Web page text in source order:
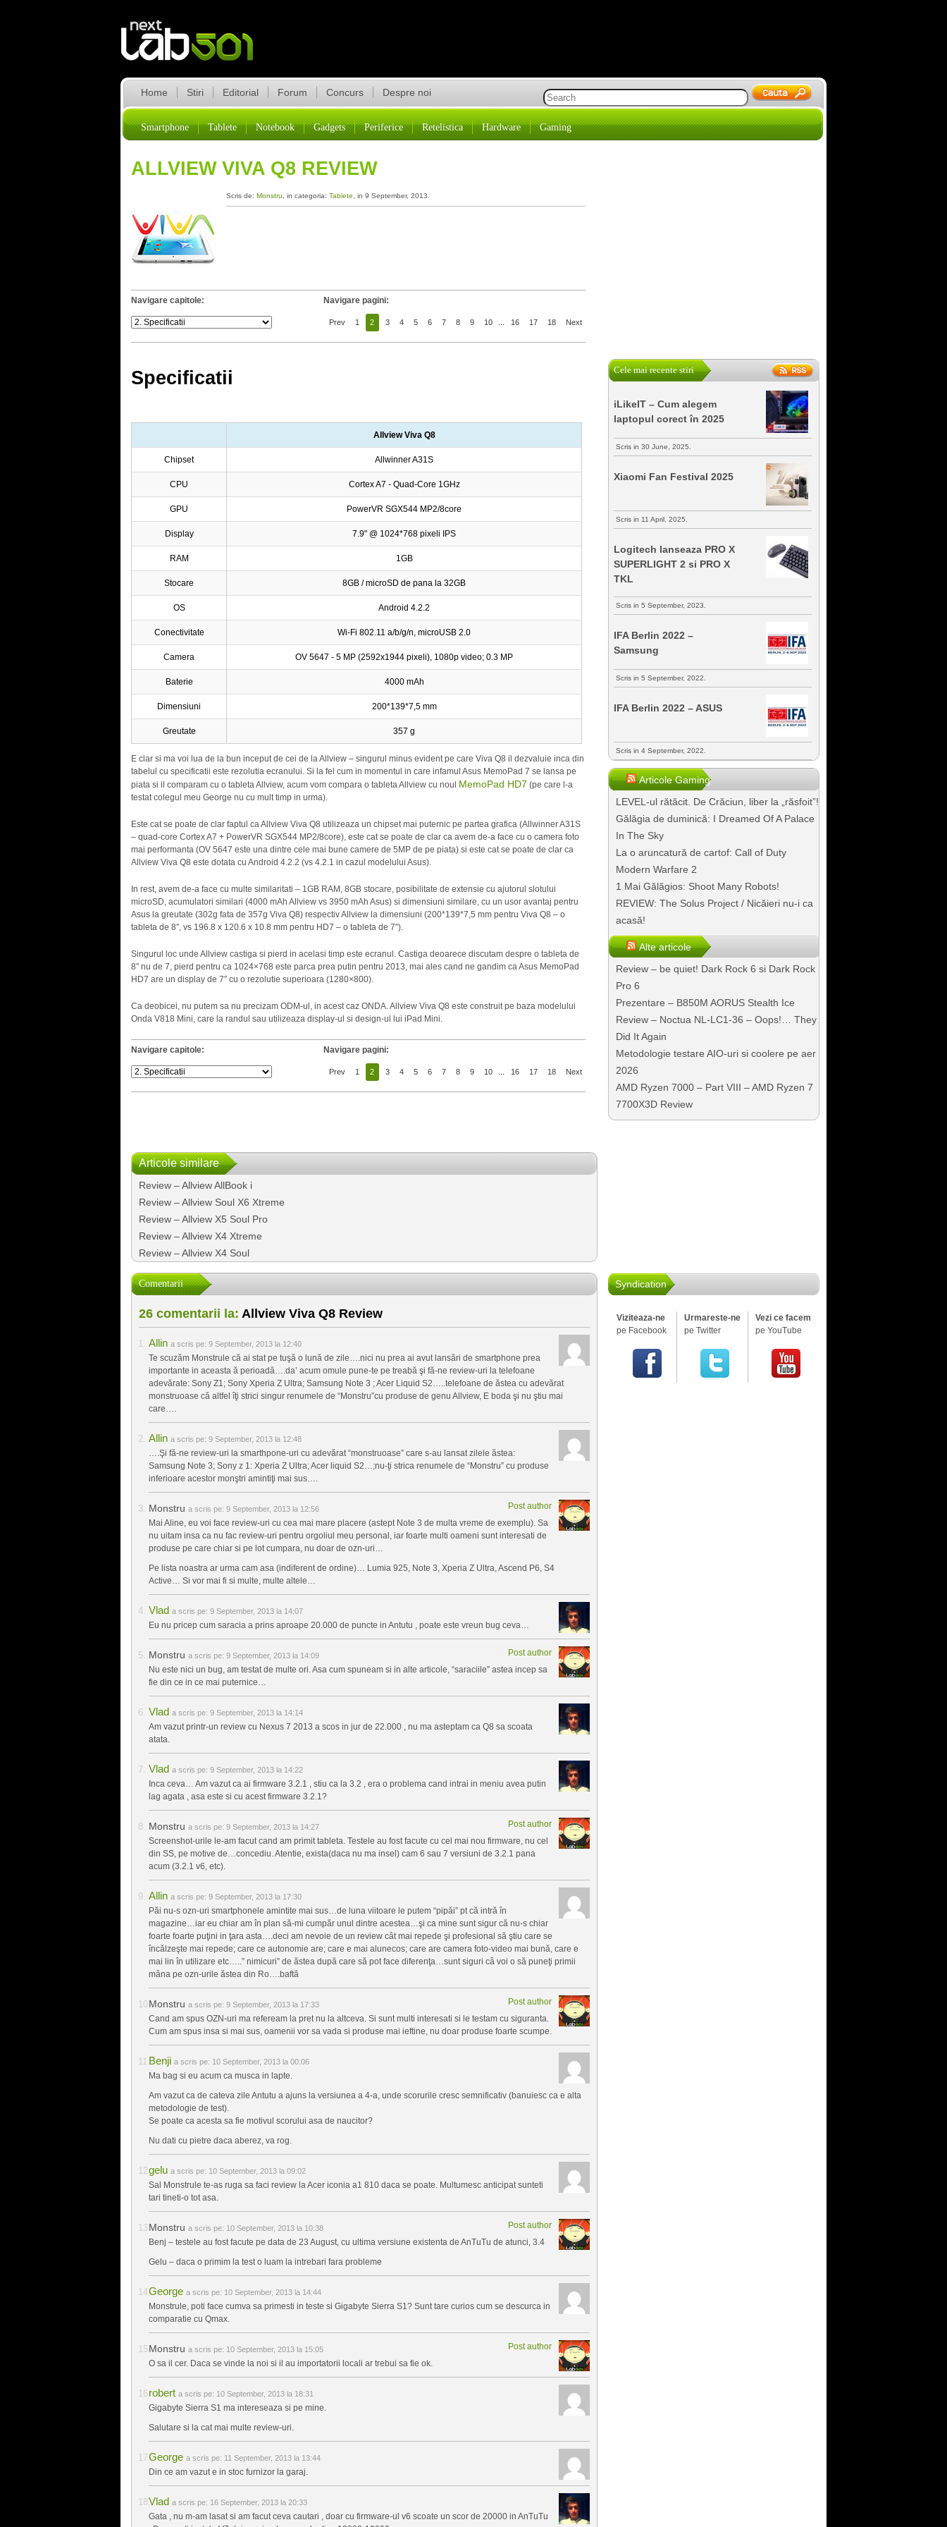
Home Stiri Editorial Forum Concurs Despre noi
Smartphone Tablete Notebook Gadgets Periferice Retelistica Hardware Gaming
ALLVIEW VIVA Q8 REVIEW
Scris de: Monstru , in categoria: Tablete , in 9 September, 2013.
Navigare capitole: Navigare pagini:
Prev 1 2 3 4 5 6 7 8 9 10 16 17 18 Next
Specificatii
Allview Viva Q8
Chipset Allwinner A31S
CPU Cortex A7 - Quad-Core 1GHz
GPU PowerVR SGX544 MP2/8core
Display 7.9" @ 1024*768 pixeli IPS
RAM 1GB
Stocare 8GB / microSD de pana la 32GB
OS Android 4.2.2
Conectivitate Wi-Fi 802.11 a/b/g/n, microUSB 2.0
Camera OV 5647 - 5 MP (2592х1944 pixeli), 1080p video; 0.3 MP
Baterie 4000 mAh
Dimensiuni 200*139*7,5 mm
Greutate 357 g
E clar si ma voi lua de la bun inceput de cei de la Allview – singurul minus evident pe care Viva Q8 il dezvaluie inca din
tabelul cu specificatii este rezolutia ecranului. Si la fel cum in momentul in care infamul Asus MemoPad 7 se lansa pe
piata si il comparam cu o tableta Allview, acum vom compara o tableta Allview cu noul MemoPad HD7 (pe care l-a
testat colegul meu George nu cu mult timp in urma).
Este cat se poate de clar faptul ca Allview Viva Q8 utilizeaza un chipset mai puternic pe partea grafica (Allwinner A31S
– quad-core Cortex A7 + PowerVR SGX544 MP2/8core), este cat se poate de clar ca avem de-a face cu o camera foto
mai performanta (OV 5647 este una dintre cele mai bune camere de 5MP de pe piata) si este cat se poate de clar ca
Allview Viva Q8 este dotata cu Android 4.2.2 (vs 4.2.1 in cazul modelului Asus).
In rest, avem de-a face cu multe similaritati – 1GB RAM, 8GB stocare, posibilitate de extensie cu ajutorul slotului
microSD, acumulatori similari (4000 mAh Allview vs 3950 mAh Asus) si dimensiuni similare, cu un usor avantaj pentru
Asus la greutate (302g fata de 357g Viva Q8) respectiv Allview la dimensiuni (200*139*7,5 mm pentru Viva Q8 – o
tableta de 8″, vs 196.8 x 120.6 x 10.8 mm pentru HD7 – o tableta de 7″).
Singurul loc unde Allview castiga si pierd in acelasi timp este ecranul. Castiga deoarece discutam despre o tableta de
8″ nu de 7, pierd pentru ca 1024×768 este parca prea putin pentru 2013, mai ales cand ne gandim ca Asus MemoPad
HD7 are un display de 7″ cu o rezolutie superioara (1280×800).
Ca deobicei, nu putem sa nu precizam ODM-ul, in acest caz ONDA. Allview Viva Q8 este construit pe baza modelului
Onda V818 Mini, care la randul sau utilizeaza display-ul si design-ul lui iPad Mini.
Navigare capitole: Navigare pagini:
Prev 1 2 3 4 5 6 7 8 9 10 16 17 18 Next
Articole similare
Review – Allview AllBook i
Review – Allview Soul X6 Xtreme
Review – Allview X5 Soul Pro
Review – Allview X4 Xtreme
Review – Allview X4 Soul
Comentarii
26 comentarii la: Allview Viva Q8 Review
Allin a scris pe: 9 September, 2013 la 12:40
Te scuzăm Monstrule că ai stat pe tuşă o lună de zile….nici nu prea ai avut lansări de smartphone prea
importante in aceasta ă perioadă….da’ acum omule pune-te pe treabă şi fă-ne review-uri la telefoane
adevărate: Sony Z1; Sony Xperia Z Ultra; Samsung Note 3 ; Acer Liquid S2…..telefoane de ăstea cu adevărat
monstruoase că altfel îţi strici singur renumele de “Monstru”cu produse de genu Allview, E boda şi nu ştiu mai
care….
Allin a scris pe: 9 September, 2013 la 12:48
….Şi fă-ne review-uri la smarthpone-uri cu adevărat “monstruoase” care s-au lansat zilele ăstea:
Samsung Note 3; Sony z 1: Xperia Z Ultra; Acer liquid S2…;nu-ţi strica renumele de “Monstru” cu produse
inferioare acestor monştri amintiţi mai sus….
Monstru Post author
a scris pe: 9 September, 2013 la 12:56
Mai Aline, eu voi face review-uri cu cea mai mare placere (astept Note 3 de multa vreme de exemplu). Sa
nu uitam insa ca nu fac review-uri pentru orgoliul meu personal, iar foarte multi oameni sunt interesati de
produse pe care chiar si pe lot cumpara, nu doar de ozn-uri…
Pe lista noastra ar urma cam asa (indiferent de ordine)… Lumia 925, Note 3, Xperia Z Ultra, Ascend P6, S4
Active… Si vor mai fi si multe, multe altele…
Vlad a scris pe: 9 September, 2013 la 14:07
Eu nu pricep cum saracia a prins aproape 20.000 de puncte in Antutu , poate este vreun bug ceva…
Monstru Post author
a scris pe: 9 September, 2013 la 14:09
Nu este nici un bug, am testat de multe ori. Asa cum spuneam si in alte articole, “saraciile” astea incep sa
fie din ce in ce mai puternice…
Vlad a scris pe: 9 September, 2013 la 14:14
Am vazut printr-un review cu Nexus 7 2013 a scos in jur de 22.000 , nu ma asteptam ca Q8 sa scoata
atata.
Vlad a scris pe: 9 September, 2013 la 14:22
Inca ceva… Am vazut ca ai firmware 3.2.1 , stiu ca la 3.2 , era o problema cand intrai in meniu avea putin
lag agata , asa este si cu acest firmware 3.2.1?
Monstru Post author
a scris pe: 9 September, 2013 la 14:27
Screenshot-urile le-am facut cand am primit tableta. Testele au fost facute cu cel mai nou firmware, nu cel
din SS, pe motive de…concediu. Atentie, exista(daca nu ma insel) cam 6 sau 7 versiuni de 3.2.1 pana
acum (3.2.1 v6, etc).
Allin a scris pe: 9 September, 2013 la 17:30
Păi nu-s ozn-uri smartphonele amintite mai sus…de luna viitoare le putem “pipăi” pt că intră în
magazine…iar eu chiar am în plan să-mi cumpăr unul dintre acestea…şi ca mine sunt sigur că nu-s chiar
foarte foarte puţini in ţara asta….deci am nevoie de un review cât mai repede şi profesional să ştiu care se
încălzeşte mai repede; care ce autonomie are; care e mai alunecos; care are camera foto-video mai bună, care e
mai lin în utilizare etc…..” nimicuri” de ăstea după care să pot face diferenţa…sunt siguri câ voi o să puneţi primii
mâna pe ozn-urile ăstea din Ro….baftă
Monstru Post author
a scris pe: 9 September, 2013 la 17:33
Cand am spus OZN-uri ma refeream la pret nu la altceva. Si sunt multi interesati si le testam cu siguranta.
Cum am spus insa si mai sus, oamenii vor sa vada si produse mai ieftine, nu doar produse foarte scumpe.
Benji a scris pe: 10 September, 2013 la 00:06
Ma bag si eu acum ca musca in lapte.
Am vazut ca de cateva zile Antutu a ajuns la versiunea a 4-a, unde scorurile cresc semnificativ (banuiesc ca e alta
metodologie de test).
Se poate ca acesta sa fie motivul scorului asa de naucitor?
Nu dati cu pietre daca aberez, va rog.
gelu a scris pe: 10 September, 2013 la 09:02
Sal Monstrule te-as ruga sa faci review la Acer iconia a1 810 daca se poate. Multumesc anticipat sunteti
tari tineti-o tot asa.
Monstru Post author
a scris pe: 10 September, 2013 la 10:38
Benj – testele au fost facute pe data de 23 August, cu ultima versiune existenta de AnTuTu de atunci, 3.4
Gelu – daca o primim la test o luam la intrebari fara probleme
George a scris pe: 10 September, 2013 la 14:44
Monstrule, poti face cumva sa primesti in teste si Gigabyte Sierra S1? Sunt tare curios cum se descurca in
comparatie cu Qmax.
Monstru Post author
a scris pe: 10 September, 2013 la 15:05
O sa il cer. Daca se vinde la noi si il au importatorii locali ar trebui sa fie ok.
robert a scris pe: 10 September, 2013 la 18:31
Gigabyte Sierra S1 ma intereseaza si pe mine.
Salutare si la cat mai multe review-uri.
George a scris pe: 11 September, 2013 la 13:44
Din ce am vazut e in stoc furnizor la garaj.
Vlad a scris pe: 16 September, 2013 la 20:33
Gata , nu m-am lasat si am facut ceva cautari , doar cu firmware-ul v6 scoate un scor de 20000 in AnTuTu
Cele mai recente stiri
iLikeIT – Cum alegem
laptopul corect în 2025
Scris in 30 June, 2025.
Xiaomi Fan Festival 2025
Scris in 11 April, 2025.
Logitech lanseaza PRO X
SUPERLIGHT 2 si PRO X
TKL
Scris in 5 September, 2023.
IFA Berlin 2022 –
Samsung
Scris in 5 September, 2022.
IFA Berlin 2022 – ASUS
Scris in 4 September, 2022.
Articole Gaming
LEVEL-ul rătăcit. De Crăciun, liber la „răsfoit”!
Gălăgia de duminică: I Dreamed Of A Palace
In The Sky
La o aruncatură de cartof: Call of Duty
Modern Warfare 2
1 Mai Gălăgios: Shoot Many Robots!
REVIEW: The Solus Project / Nicăieri nu-i ca
acasă!
Alte articole
Review – be quiet! Dark Rock 6 si Dark Rock
Pro 6
Prezentare – B850M AORUS Stealth Ice
Review – Noctua NL-LC1-36 – Oops!… They
Did It Again
Metodologie testare AIO-uri si coolere pe aer
2026
AMD Ryzen 7000 – Part VIII – AMD Ryzen 7
7700X3D Review
Syndication
Viziteaza-ne
pe Facebook
Urmareste-ne
pe Twitter
Vezi ce facem
pe YouTube